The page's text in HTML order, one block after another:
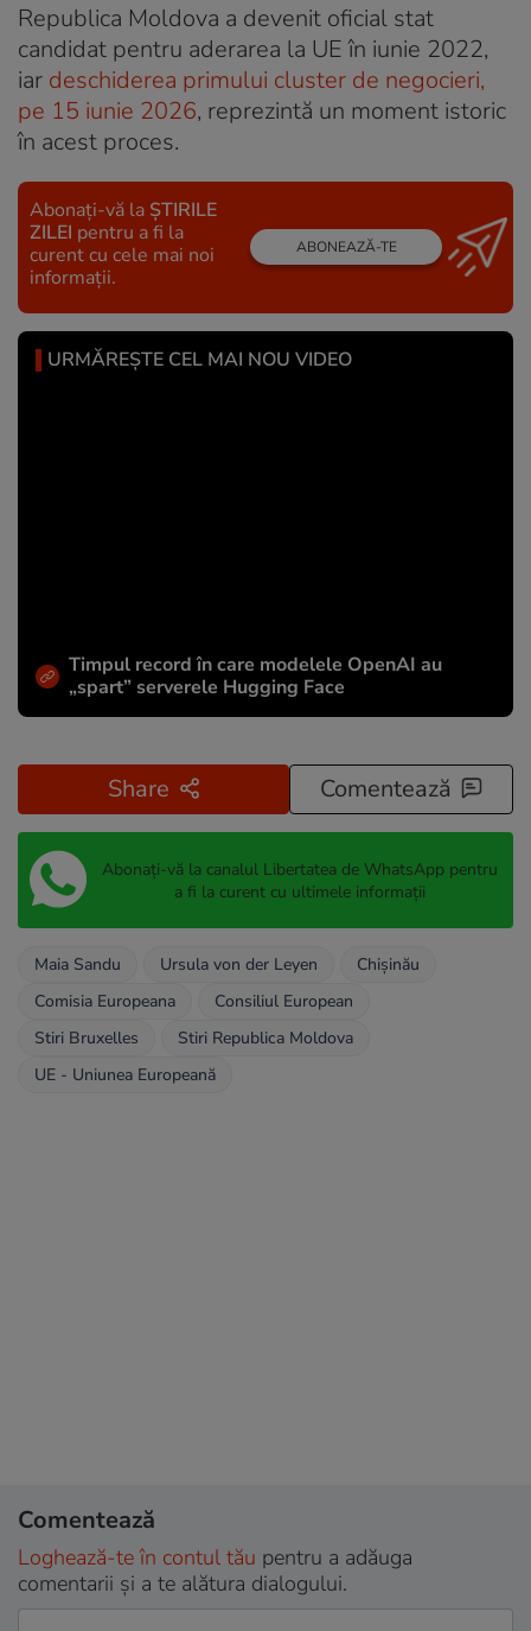
Republica Moldova a devenit oficial stat
candidat pentru aderarea la UE în iunie 2022,
iar deschiderea primului cluster de negocieri,
pe 15 iunie 2026, reprezintă un moment istoric
în acest proces.
Abonați-vă la ȘTIRILE
ZILEI pentru a fi la
curent cu cele mai noi
informații.
ABONEAZĂ-TE
URMĂREȘTE CEL MAI NOU VIDEO
Timpul record în care modelele OpenAI au
„spart” serverele Hugging Face
Share Comentează
Abonați-vă la canalul Libertatea de WhatsApp pentru
a fi la curent cu ultimele informații
Maia Sandu Ursula von der Leyen
Chișinău
Comisia Europeana
Consiliul European
Stiri Bruxelles
Stiri Republica Moldova
UE - Uniunea Europeană
Comentează
Loghează-te în contul tău pentru a adăuga
comentarii și a te alătura dialogului.